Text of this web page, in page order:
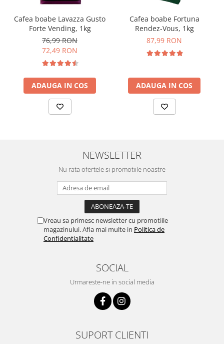
Cafea boabe Lavazza Gusto
Forte Vending, 1kg
76,99 RON
72,49 RON
ADAUGA IN COS
Cafea boabe Fortuna
Rendez-Vous, 1kg
87,99 RON
ADAUGA IN COS
NEWSLETTER
Nu rata ofertele si promotiile noastre
Vreau sa primesc newsletter cu promotiile
magazinului. Afla mai multe in Politica de
Confidentialitate
SOCIAL
Urmareste-ne in social media
SUPORT CLIENTI